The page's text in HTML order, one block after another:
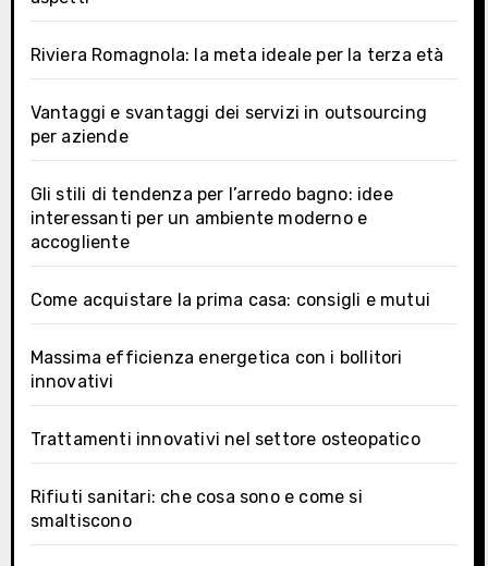
Riviera Romagnola: la meta ideale per la terza età
Vantaggi e svantaggi dei servizi in outsourcing
per aziende
Gli stili di tendenza per l’arredo bagno: idee
interessanti per un ambiente moderno e
accogliente
Come acquistare la prima casa: consigli e mutui
Massima efficienza energetica con i bollitori
innovativi
Trattamenti innovativi nel settore osteopatico
Rifiuti sanitari: che cosa sono e come si
smaltiscono